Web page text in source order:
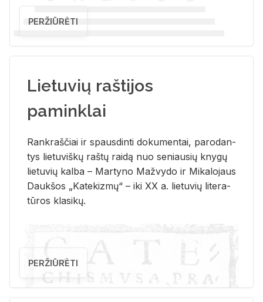
PERŽIŪRĖTI
Lietuvių raštijos
paminklai
Rank­raš­čiai ir spaus­din­ti do­ku­men­tai, pa­ro­dan­
tys lie­tu­viš­kų raš­tų rai­dą nuo se­niau­sių kny­gų
lie­tu­vių kal­ba – Mar­ty­no Ma­žvy­do ir Mi­ka­lo­jaus
Dauk­šos „Ka­te­kiz­mų“ – iki XX a. lie­tu­vių li­te­ra­
tū­ros kla­si­kų.
PERŽIŪRĖTI